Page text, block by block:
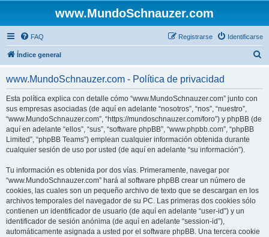
www.MundoSchnauzer.com
FAQ Identificarse
Registrarse
Índice general
www.MundoSchnauzer.com - Política de privacidad
Esta política explica con detalle cómo “www.MundoSchnauzer.com” junto con
sus empresas asociadas (de aquí en adelante “nosotros”, “nos”, “nuestro”,
“www.MundoSchnauzer.com”, “https://mundoschnauzer.com/foro”) y phpBB (de
aquí en adelante “ellos”, “sus”, “software phpBB”, “www.phpbb.com”, “phpBB
Limited”, “phpBB Teams”) emplean cualquier información obtenida durante
cualquier sesión de uso por usted (de aquí en adelante “su información”).
Tu información es obtenida por dos vías. Primeramente, navegar por
“www.MundoSchnauzer.com” hará al software phpBB crear un número de
cookies, las cuales son un pequeño archivo de texto que se descargan en los
archivos temporales del navegador de su PC. Las primeras dos cookies sólo
contienen un identificador de usuario (de aquí en adelante “user-id”) y un
identificador de sesión anónima (de aquí en adelante “session-id”),
automáticamente asignada a usted por el software phpBB. Una tercera cookie